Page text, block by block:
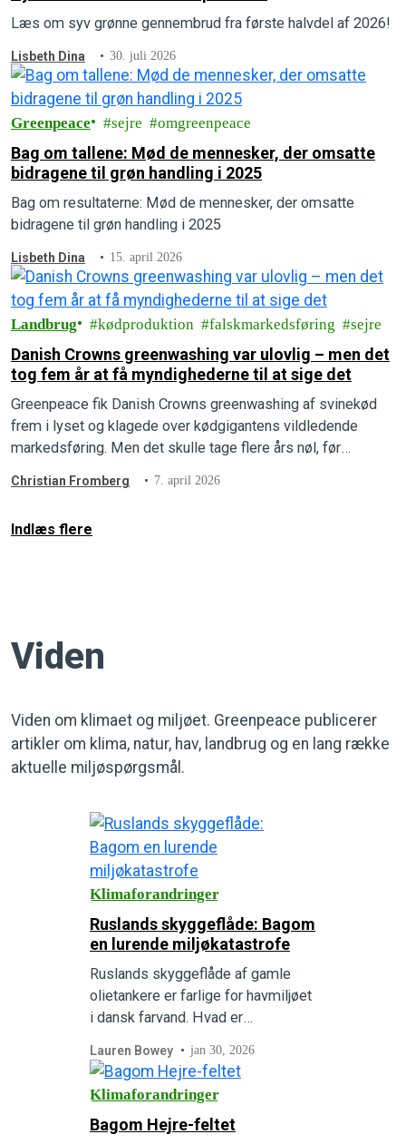
Læs om syv grønne gennembrud fra første halvdel af 2026!
Lisbeth Dina 30. juli 2026
Greenpeace sejre omgreenpeace
Bag om tallene: Mød de mennesker, der omsatte
bidragene til grøn handling i 2025
Bag om resultaterne: Mød de mennesker, der omsatte
bidragene til grøn handling i 2025
Lisbeth Dina 15. april 2026
Landbrug kødproduktion falskmarkedsføring sejre
Danish Crowns greenwashing var ulovlig – men det
tog fem år at få myndighederne til at sige det
Greenpeace fik Danish Crowns greenwashing af svinekød
frem i lyset og klagede over kødgigantens vildledende
markedsføring. Men det skulle tage flere års nøl, før
Christian Fromberg 7. april 2026
Indlæs flere
Viden
Viden om klimaet og miljøet. Greenpeace publicerer
artikler om klima, natur, hav, landbrug og en lang række
aktuelle miljøspørgsmål.
Klimaforandringer
Ruslands skyggeflåde: Bagom
en lurende miljøkatastrofe
Ruslands skyggeflåde af gamle
olietankere er farlige for havmiljøet
i dansk farvand. Hvad er
Rusland den for at omgå
sanktioner?
Lauren Bowey jan 30, 2026
Klimaforandringer
Bagom Hejre-feltet